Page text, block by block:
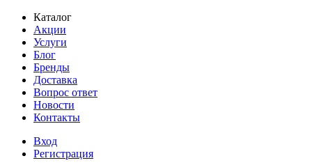
Каталог
Акции
Услуги
Блог
Бренды
Доставка
Вопрос ответ
Новости
Контакты
Вход
Регистрация